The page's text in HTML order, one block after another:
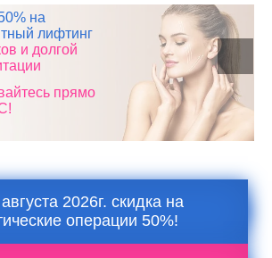
50%
на
лифтинг
и долгой
прямо
хирурга
прямо
в честь дня
2026г. скидка на
операции 50%!